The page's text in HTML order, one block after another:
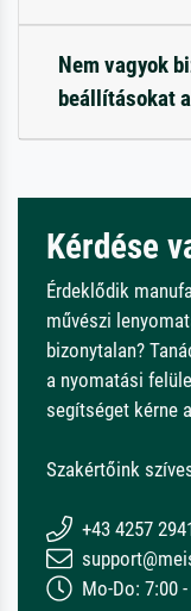
Nem vagyok
beállításokat
Kérdése
Érdeklődik
művészi
bizonytalan?
a nyomatási
segítséget kérne
Szakértőink
+43 4257
Mo-Do: 7:00